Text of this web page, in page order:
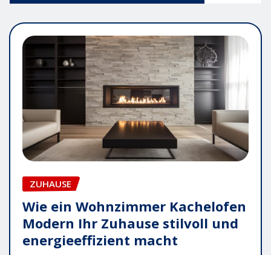
ZUHAUSE
Wie ein Wohnzimmer Kachelofen
Modern Ihr Zuhause stilvoll und
energieeffizient macht